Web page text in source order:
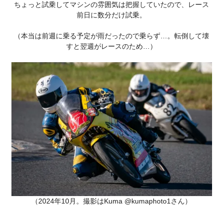
ちょっと試乗してマシンの雰囲気は把握していたので、レース
前日に数分だけ試乗。
（本当は前週に乗る予定が雨だったので乗らず…。転倒して壊
すと翌週がレースのため…）
（2024年10月。撮影はKuma @kumaphoto1さん）